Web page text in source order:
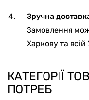
Зручна
Замовлення
Харкову та всій
КАТЕГОРІЇ
ПОТРЕБ